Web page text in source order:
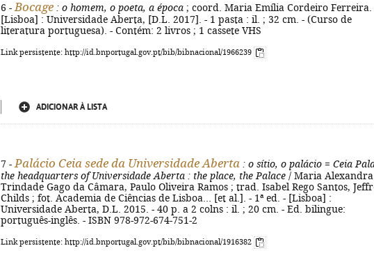
6 - Bocage : o homem, o poeta, a época ; coord. Maria Emília Cordeiro Ferreira.
[Lisboa] : Universidade Aberta, [D.L. 2017]. - 1 pasta : il. ; 32 cm. - (Curso de
literatura portuguesa). - Contém: 2 livros ; 1 cassete VHS
Link persistente: http://id.bnportugal.gov.pt/bib/bibnacional/1966239
ADICIONAR À LISTA
7 - Palácio Ceia sede da Universidade Aberta : o sítio, o palácio = Ceia
the headquarters of Universidade Aberta : the place, the Palace / Maria Alexandra
Trindade Gago da Câmara, Paulo Oliveira Ramos ; trad. Isabel Rego Santos,
Childs ; fot. Academia de Ciências de Lisboa... [et al.]. - 1ª ed. - [Lisboa] :
Universidade Aberta, D.L. 2015. - 40 p. a 2 colns : il. ; 20 cm. - Ed. bilingue:
português-inglês. - ISBN 978-972-674-751-2
Link persistente: http://id.bnportugal.gov.pt/bib/bibnacional/1916382